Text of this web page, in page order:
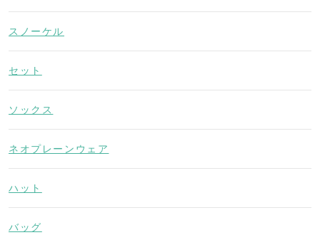
スノーケル
セット
ソックス
ネオプレーンウェア
ハット
バッグ